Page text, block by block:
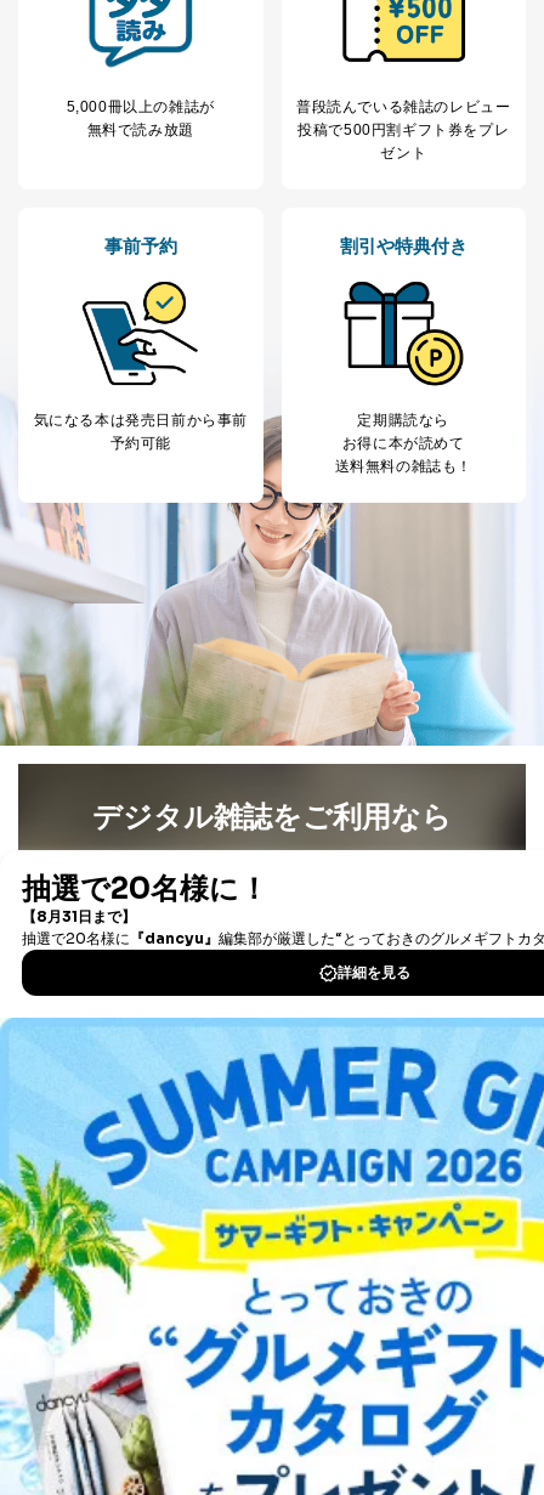
企業）からの委託
により当社の
定期購読サービス
個人情報
提携企業及びお客様がご購入され
た商品の発売元企業からのｅメー
ル等による商品、
に関するご案内のため
当社のサービス利用状況の把握お
その他当社のプライバシーポリシ
※上記の利用目的のうちNo.1～5については保有個人デ
ータ（開示対象個人情報）の利用目的であり、下記4.の
開示等のご請求に対応させていただきます。
なお、6、7については、パートナー（提携企業）様又は
各SNS運営会社様にご請求いただきますようお願い致し
ます。
３．個人情報の第三者提供について
当社は、取得した個人情報を適切に管理し､あらかじめ
本人の同意を得ることなく第三者に提供することはあり
ません。ただし、次の場合は除きます。
法令に基づく場合
人の生命､身体または財産の保護のために必要がある
場合であって、本人の同意を得ることが困難であると
公衆衛生の向上または児童の健全な育成の推進のため
に特に必要がある場合であって、本人の同意を得るこ
とが困難である場合。
国の機関もしくは地方公共団体またはその委託を受け
する必要がある場合であって、本人の同意を得ること
により当該事務の遂行に支障を及ぼすおそれがあると
上記２．の利用目的を実施するために守秘義務を結ん
だ企業に、業務の一部として個人情報の取扱いを委
託・提供する場合、その業務に必要な範囲で委託・提
供先企業に個人情報を開示することがあります。
委託・提供先企業は具体的には以下のような企業です
が、これらに限りません。
委託先：カスタマーサポート支援会社 、クレジッ
トカード決済などの決済代行・料金回収会社、広
告配信サービス会社
提供先：出版社、出版物発売元、卸売会社、販売
店など商品の供給者、梱包会社、配送会社、新聞
販売店などの梱包・配送・配達会社
４．開示対象個人情報の「開示」「訂正」等の請求につ
いて
当社は、本人から、開示対象個人情報について利用目的
の通知を求められた場合には、遅滞なくこれに応じま
す。ただし、以下①～④のいずれかに該当する場合は、
利用目的の通知を行なうことはできません。そのとき
は、本人に遅滞無くその旨を通知するとともに、理由を
説明させていただきます。
①利用目的を本人に通知し、又は公表することによって
本人又は第三者の生命、身体、財産その他の権利利益を
害するおそれがある場合
②利用目的を本人に通知し、又は公表することによって
当該事業者の権利又は正当な利益を害するおそれがある
5,000冊以上の雑誌が
無料で読み放題
普段読んでいる雑誌のレビュー
投稿で500円割ギフト券をプレ
ゼント
事前予約
気になる本は発売日前から事前
予約可能
割引や特典付き
定期購読なら
お得に本が読めて
送料無料の雑誌も！
デジタル雑誌をご利用なら
書籍）が無料で読み放題！
DOWNLOAD FOR IOS
DOWNLOAD FOR ANDROID
ご利用方法はこちら
総合案内
アフィリエイト 採用情報
プレスリリース お問い合わせ
利用規約プライバシーポリシー 特定商取引法に基づく表示
出版社の皆様へ
投資家の皆様へサイトマップ